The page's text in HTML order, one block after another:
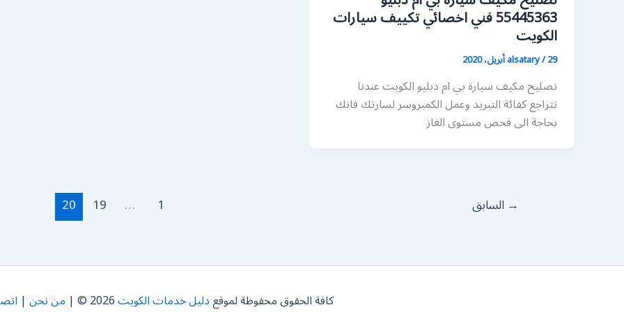
55445363 فني اخصائي تكييف سيارات
الكويت
alsatary/29 أبريل، 2020
تصليح مكيف سيارة بي ام دبليو الكويت عندنا
تتراجع كفائة التبريد وعمل الكمبروسر لسارتك فانك
بحاجة الى فحص مستوى الغاز
→ السابق 1
…
19
20
كافة الحقوق محفوظة لموقعدليل خدمات الكويت من نحن |